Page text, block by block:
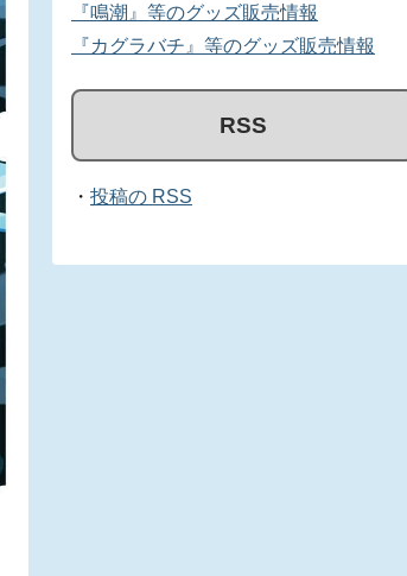
『鳴潮』等のグッズ販売情報
『カグラバチ』等のグッズ販売情報
RSS
・ 投稿の RSS